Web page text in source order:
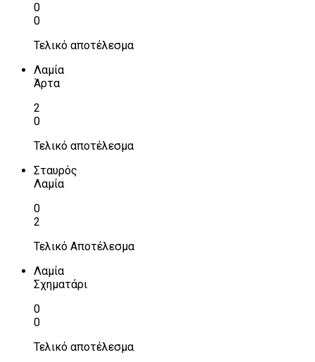
0
0
Τελικό αποτέλεσμα
Λαμία
Άρτα
2
0
Τελικό αποτέλεσμα
Σταυρός
Λαμία
0
2
Τελικό Αποτέλεσμα
Λαμία
Σχηματάρι
0
0
Τελικό αποτέλεσμα